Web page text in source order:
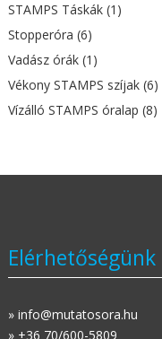
STAMPS Táskák(1)
Stopperóra(6)
Vadász órák(1)
Vékony STAMPS szíjak(6)
Vízálló STAMPS óralap(8)
Elérhetőségünk
» info@mutatosora.hu
» +36 70/600-5809